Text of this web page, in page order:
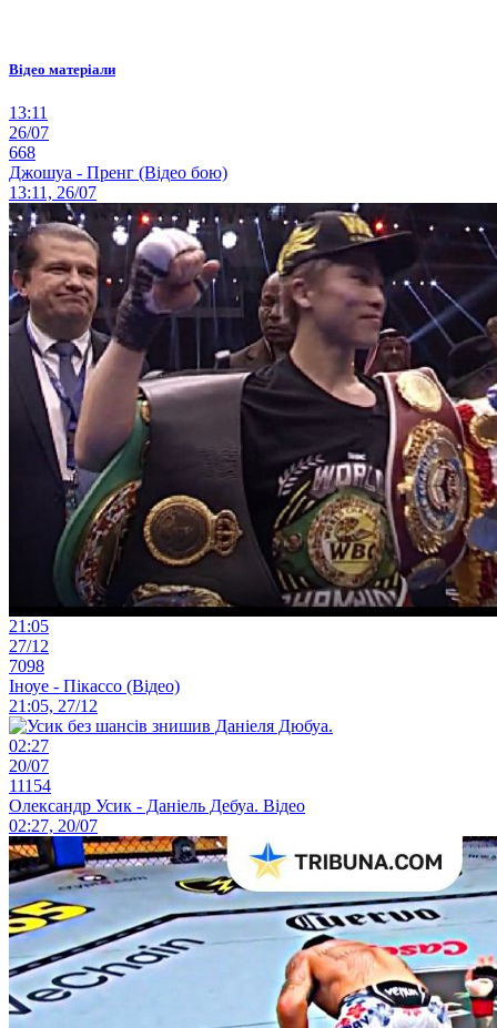
Відео матеріали
13:11
26/07
668
Джошуа - Пренг (Відео бою)
13:11, 26/07
21:05
27/12
7098
Іноуе - Пікассо (Відео)
21:05, 27/12
02:27
20/07
11154
Олександр Усик - Даніель Дебуа. Відео
02:27, 20/07